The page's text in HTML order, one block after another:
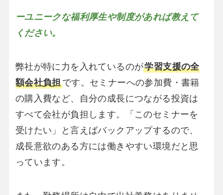
ーユニークな福利厚生や制度があれば教えて
ください。
弊社が特に力を入れているのが学習支援の全
額会社負担です。セミナーへの参加費・書籍
の購入費など、自分の成長につながる投資は
すべて会社が負担します。「このセミナーを
受けたい」と言えばバックアップするので、
成長意欲のある方には働きやすい環境だと思
っています。